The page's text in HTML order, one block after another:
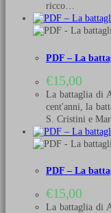
ricco…
PDF – La
€15,00
La battaglia di
cent'anni, la
S. Cristini e
PDF – La
€15,00
La battaglia di